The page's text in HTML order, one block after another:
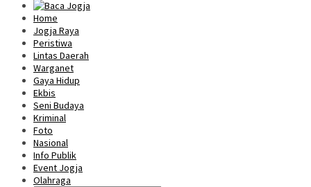
Home
Jogja Raya
Peristiwa
Lintas Daerah
Warganet
Gaya Hidup
Ekbis
Seni Budaya
Kriminal
Foto
Nasional
Info Publik
Event Jogja
Olahraga